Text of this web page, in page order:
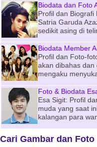
Biodata dan Foto
Profil dan Biografi
Satria Garuda
sedikit asing di
Biodata Member
Profil dan Foto-
akan dibahas dan
mengaku
Foto & Biodata
Esa Sigit: Profil
muda yang saat
kalangan para
Cari Gambar dan Foto